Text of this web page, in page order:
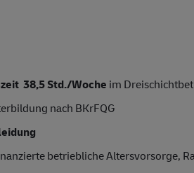
38,5 Std./Woche im
nach BKrFQG
betriebliche Altersvorsorge,